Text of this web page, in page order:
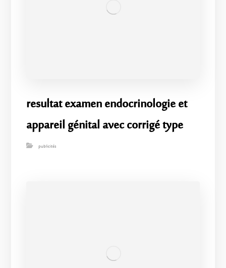
resultat examen endocrinologie et
appareil génital avec corrigé type
publicités